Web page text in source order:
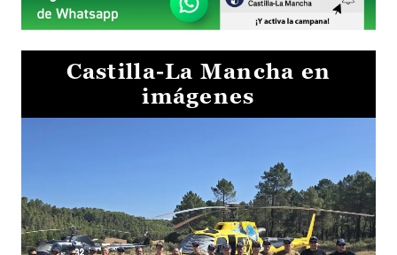
Castilla-La Mancha en
imágenes